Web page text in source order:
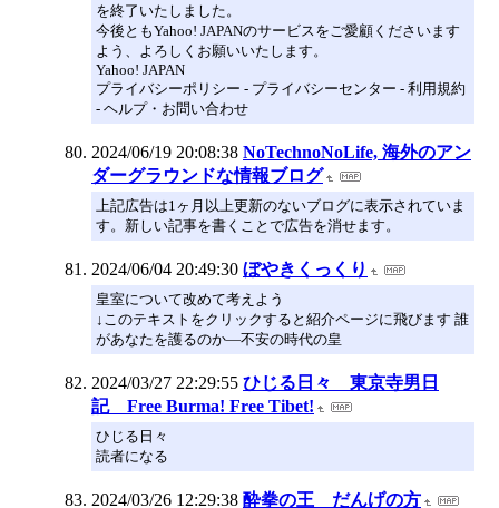
を終了いたしました。
今後ともYahoo! JAPANのサービスをご愛顧くださいます
よう、よろしくお願いいたします。
Yahoo! JAPAN
プライバシーポリシー - プライバシーセンター - 利用規約
- ヘルプ・お問い合わせ
2024/06/19 20:08:38 NoTechnoNoLife, 海外のアン
ダーグラウンドな情報ブログ
上記広告は1ヶ月以上更新のないブログに表示されていま
す。新しい記事を書くことで広告を消せます。
2024/06/04 20:49:30 ぼやきくっくり
皇室について改めて考えよう
↓このテキストをクリックすると紹介ページに飛びます 誰
があなたを護るのか―不安の時代の皇
2024/03/27 22:29:55 ひじる日々 東京寺男日
記 Free Burma! Free Tibet!
ひじる日々
読者になる
2024/03/26 12:29:38 酔拳の王 だんげの方